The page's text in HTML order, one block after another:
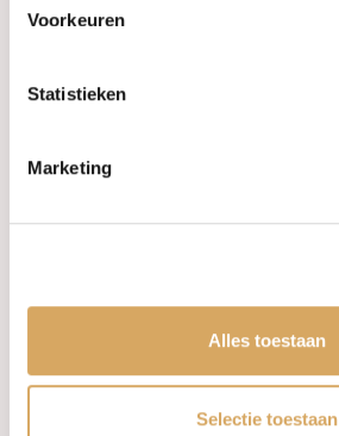
Voorkeuren
Statistieken
Marketing
Alles toestaan
Selectie toestaan
Leveringsvoorwaarden